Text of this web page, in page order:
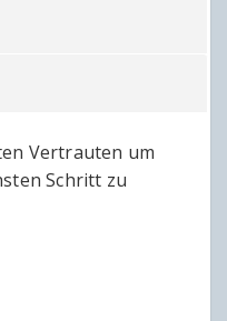
Vertrauten um
Schritt zu